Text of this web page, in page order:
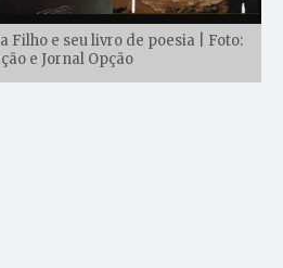
Filho e seu livro de poesia | Foto:
e Jornal Opção